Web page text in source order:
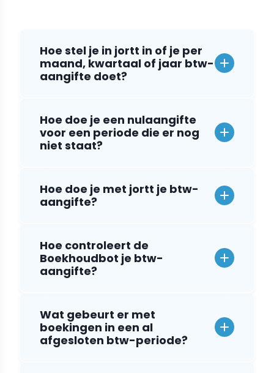
Hoe stel je in jortt in of je per
maand, kwartaal of jaar btw-
aangifte doet?
Hoe doe je een nulaangifte
voor een periode die er nog
niet staat?
Hoe doe je met jortt je btw-
aangifte?
Hoe controleert de
Boekhoudbot je btw-
aangifte?
Wat gebeurt er met
boekingen in een al
afgesloten btw-periode?